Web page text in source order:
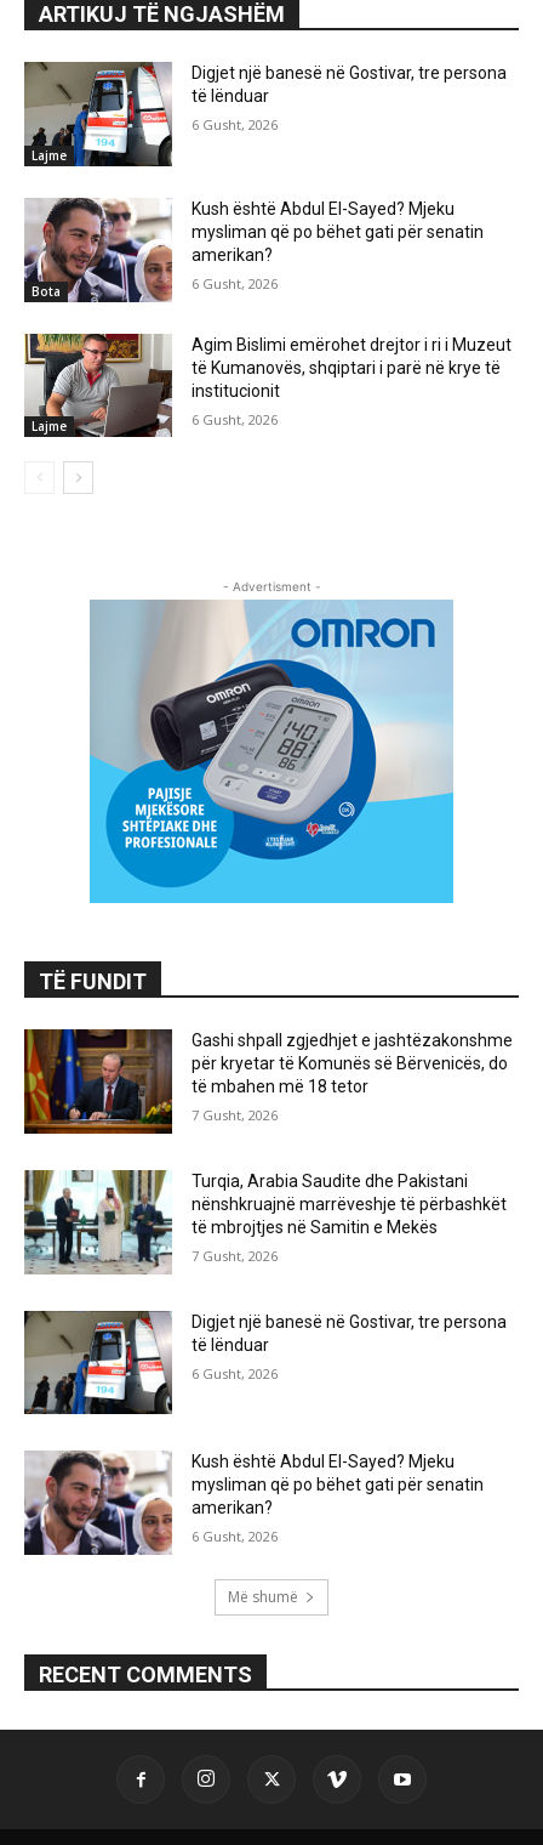
ARTIKUJ TË NGJASHËM
Lajme
Digjet një banesë në Gostivar, tre persona
të lënduar
6 Gusht, 2026
Bota
Kush është Abdul El-Sayed? Mjeku
mysliman që po bëhet gati për senatin
amerikan?
6 Gusht, 2026
Lajme
Agim Bislimi emërohet drejtor i ri i Muzeut
të Kumanovës, shqiptari i parë në krye të
institucionit
6 Gusht, 2026
- Advertisment -
TË FUNDIT
Gashi shpall zgjedhjet e jashtëzakonshme
për kryetar të Komunës së Bërvenicës, do
të mbahen më 18 tetor
7 Gusht, 2026
Turqia, Arabia Saudite dhe Pakistani
nënshkruajnë marrëveshje të përbashkët
të mbrojtjes në Samitin e Mekës
7 Gusht, 2026
Digjet një banesë në Gostivar, tre persona
të lënduar
6 Gusht, 2026
Kush është Abdul El-Sayed? Mjeku
mysliman që po bëhet gati për senatin
amerikan?
6 Gusht, 2026
Më shumë
RECENT COMMENTS